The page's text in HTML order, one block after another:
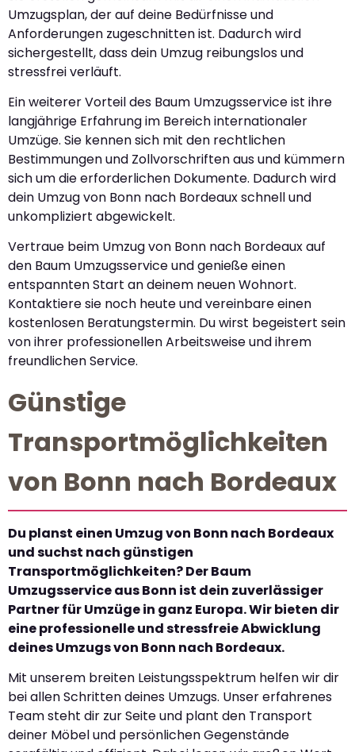
Umzugsplan, der auf deine Bedürfnisse und
Anforderungen zugeschnitten ist. Dadurch wird
sichergestellt, dass dein Umzug reibungslos und
stressfrei verläuft.
Ein weiterer Vorteil des Baum Umzugsservice ist ihre
langjährige Erfahrung im Bereich internationaler
Umzüge. Sie kennen sich mit den rechtlichen
Bestimmungen und Zollvorschriften aus und kümmern
sich um die erforderlichen Dokumente. Dadurch wird
dein Umzug von Bonn nach Bordeaux schnell und
unkompliziert abgewickelt.
Vertraue beim Umzug von Bonn nach Bordeaux auf
den Baum Umzugsservice und genieße einen
entspannten Start an deinem neuen Wohnort.
Kontaktiere sie noch heute und vereinbare einen
kostenlosen Beratungstermin. Du wirst begeistert sein
von ihrer professionellen Arbeitsweise und ihrem
freundlichen Service.
Günstige
Transportmöglichkeiten
von Bonn nach Bordeaux
Du planst einen Umzug von Bonn nach Bordeaux
und suchst nach günstigen
Transportmöglichkeiten? Der Baum
Umzugsservice aus Bonn ist dein zuverlässiger
Partner für Umzüge in ganz Europa. Wir bieten dir
eine professionelle und stressfreie Abwicklung
deines Umzugs von Bonn nach Bordeaux.
Mit unserem breiten Leistungsspektrum helfen wir dir
bei allen Schritten deines Umzugs. Unser erfahrenes
Team steht dir zur Seite und plant den Transport
deiner Möbel und persönlichen Gegenstände